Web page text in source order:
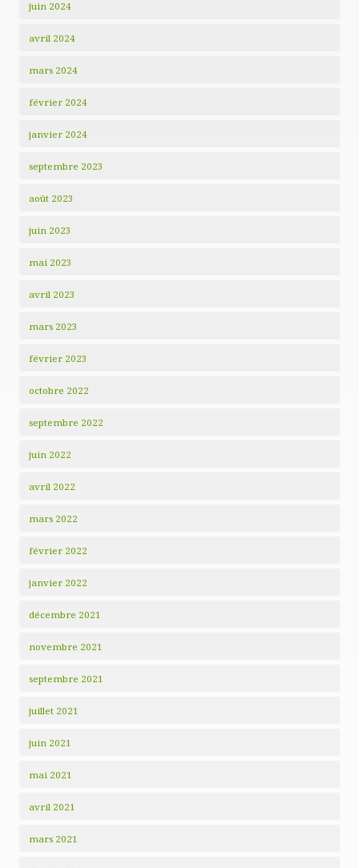
juin 2024
avril 2024
mars 2024
février 2024
janvier 2024
septembre 2023
août 2023
juin 2023
mai 2023
avril 2023
mars 2023
février 2023
octobre 2022
septembre 2022
juin 2022
avril 2022
mars 2022
février 2022
janvier 2022
décembre 2021
novembre 2021
septembre 2021
juillet 2021
juin 2021
mai 2021
avril 2021
mars 2021